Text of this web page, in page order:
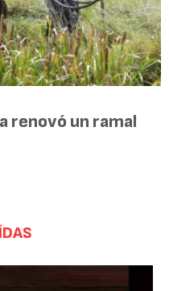
renovó un ramal